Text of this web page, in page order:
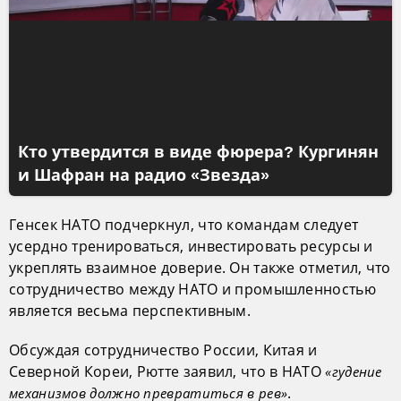
Кто утвердится в виде фюрера? Кургинян
и Шафран на радио «Звезда»
Генсек НАТО подчеркнул, что командам следует
усердно тренироваться, инвестировать ресурсы и
укреплять взаимное доверие. Он также отметил, что
сотрудничество между НАТО и промышленностью
является весьма перспективным.
Обсуждая сотрудничество России, Китая и
Северной Кореи, Рютте заявил, что в НАТО«гудение
механизмов должно превратиться в рев».